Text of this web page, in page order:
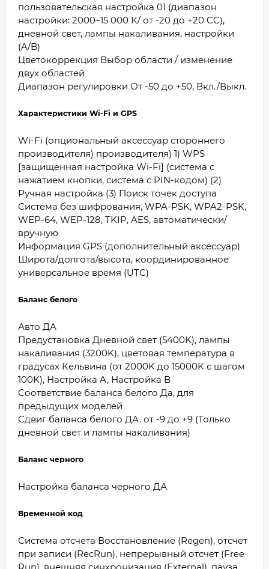
пользовательская настройка 01 (диапазон
настройки: 2000–15 000 К/ от -20 до +20 CC),
дневной свет, лампы накаливания, настройки
(A/B)
Цветокоррекция Выбор области / изменение
двух областей
Диапазон регулировки От -50 до +50, Вкл./Выкл.
Характеристики Wi-Fi и GPS
Wi-Fi (опциональный аксессуар стороннего
производителя) производителя) 1) WPS
[защищенная настройка Wi-Fi] (система с
нажатием кнопки, система с PIN-кодом) (2)
Ручная настройка (3) Поиск точек доступа
Система без шифрования, WPA-PSK, WPA2-PSK,
WEP-64, WEP-128, TKIP, AES, автоматически/
вручную
Информация GPS (дополнительный аксессуар)
Широта/долгота/высота, координированное
универсальное время (UTC)
Баланс белого
Авто ДА
Предустановка Дневной свет (5400K), лампы
накаливания (3200K), цветовая температура в
градусах Кельвина (от 2000K до 15000K с шагом
100K), Настройка A, Настройка B
Соответствие баланса белого Да, для
предыдущих моделей
Сдвиг баланса белого ДА. от -9 до +9 (Только
дневной свет и лампы накаливания)
Баланс черного
Настройка баланса черного ДА
Временной код
Система отсчета Восстановление (Regen), отсчет
при записи (RecRun), непрерывный отсчет (Free